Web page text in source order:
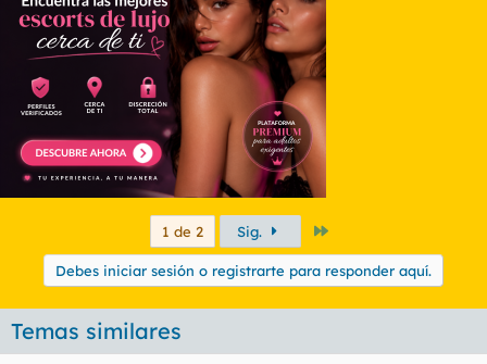
1 de 2 Sig.
Debes iniciar sesión o registrarte para responder aquí.
Temas similares